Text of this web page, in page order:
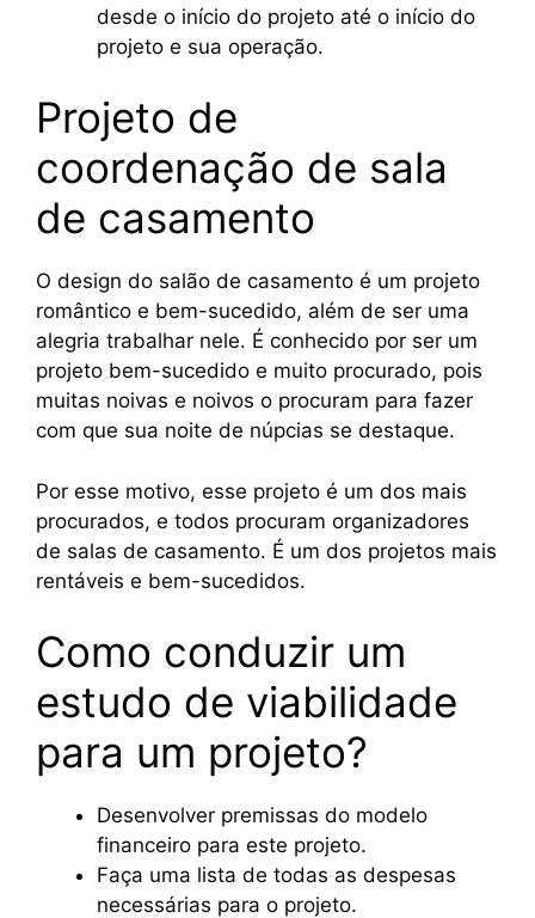
desde o início do projeto até o início do
projeto e sua operação.
Projeto de
coordenação de sala
de casamento
O design do salão de casamento é um projeto
romântico e bem-sucedido, além de ser uma
alegria trabalhar nele. É conhecido por ser um
projeto bem-sucedido e muito procurado, pois
muitas noivas e noivos o procuram para fazer
com que sua noite de núpcias se destaque.
Por esse motivo, esse projeto é um dos mais
procurados, e todos procuram organizadores
de salas de casamento. É um dos projetos mais
rentáveis e bem-sucedidos.
Como conduzir um
estudo de viabilidade
para um projeto?
Desenvolver premissas do modelo
financeiro para este projeto.
Faça uma lista de todas as despesas
necessárias para o projeto.